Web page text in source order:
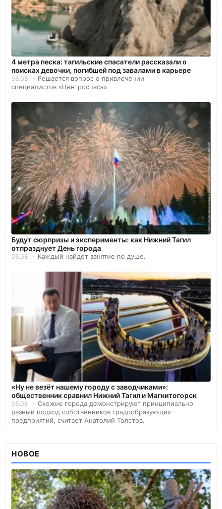
4 метра песка: тагильские спасатели рассказали о
поисках девочки, погибшей под завалами в карьере
06.08
Решается вопрос о привлечении
специалистов «Центроспаса».
Будут сюрпризы и эксперименты: как Нижний Тагил
отпразднует День города
05.08 Каждый найдет занятие по душе.
«Ну не везёт нашему городу с заводчиками»:
общественник сравнил Нижний Тагил и Магнитогорск
05.08
Схожие города демонстрируют принципиально
разный подход собственников градообразующих
предприятий, считает Анатолий Толстов.
НОВОЕ